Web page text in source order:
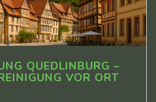
QUEDLINBURG –
VOR ORT